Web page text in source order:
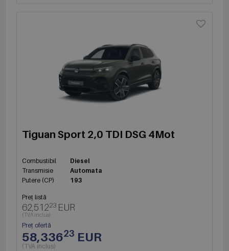
Tiguan Sport 2,0 TDI DSG 4Mot
Combustibil
Diesel
Transmisie
Automata
Putere (CP)
193
Preț listă
62,51223 EUR
(TVA inclus)
Preț ofertă
58,33623 EUR
(TVA inclus)